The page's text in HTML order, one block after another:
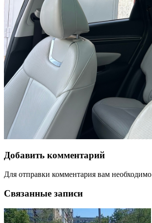
Добавить комментарий
Для отправки комментария вам необходимо
Связанные записи